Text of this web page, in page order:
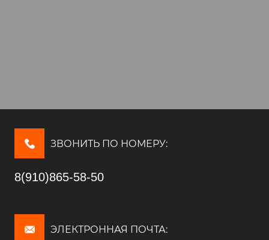
ЗВОНИТЬ ПО НОМЕРУ:
8(910)865-58-50
ЭЛЕКТРОННАЯ ПОЧТА: